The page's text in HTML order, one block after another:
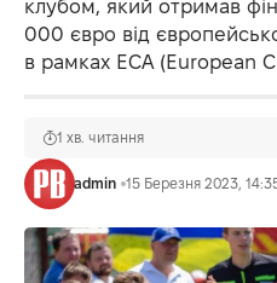
клубом, який отримав
000 євро від
в рамках ЕСА (European
admin 15 Березня 2023,
1 хв. читання